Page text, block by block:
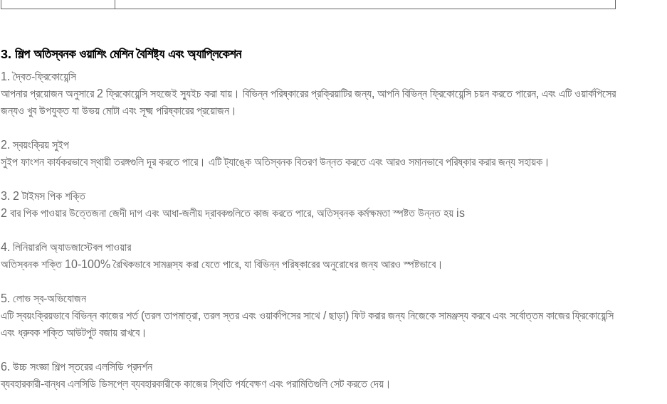
3. শিল্প অতিস্বনক ওয়াশিং মেশিন বৈশিষ্ট্য এবং অ্যাপ্লিকেশন
1. দ্বৈত-ফ্রিকোয়েন্সি
আপনার প্রয়োজন অনুসারে 2 ফ্রিকোয়েন্সি সহজেই স্যুইচ করা যায়। বিভিন্ন পরিষ্কারের প্রক্রিয়াটির জন্য, আপনি বিভিন্ন ফ্রিকোয়েন্সি চয়ন করতে পারেন, এবং এটি ওয়ার্কপিসের
জন্যও খুব উপযুক্ত যা উভয় মোটা এবং সূক্ষ্ম পরিষ্কারের প্রয়োজন।
2. স্বয়ংক্রিয় সুইপ
সুইপ ফাংশন কার্যকরভাবে স্থায়ী তরঙ্গগুলি দূর করতে পারে। এটি ট্যাঙ্কে অতিস্বনক বিতরণ উন্নত করতে এবং আরও সমানভাবে পরিষ্কার করার জন্য সহায়ক।
3. 2 টাইমস পিক শক্তি
2 বার পিক পাওয়ার উত্তেজনা জেদী দাগ এবং আধা-জলীয় দ্রাবকগুলিতে কাজ করতে পারে, অতিস্বনক কর্মক্ষমতা স্পষ্টত উন্নত হয় is
4. লিনিয়ারলি অ্যাডজাস্টেবল পাওয়ার
অতিস্বনক শক্তি 10-100% রৈখিকভাবে সামঞ্জস্য করা যেতে পারে, যা বিভিন্ন পরিষ্কারের অনুরোধের জন্য আরও স্পষ্টভাবে।
5. লোভ স্ব-অভিযোজন
এটি স্বয়ংক্রিয়ভাবে বিভিন্ন কাজের শর্ত (তরল তাপমাত্রা, তরল স্তর এবং ওয়ার্কপিসের সাথে / ছাড়া) ফিট করার জন্য নিজেকে সামঞ্জস্য করবে এবং সর্বোত্তম কাজের ফ্রিকোয়েন্সি
এবং ধ্রুবক শক্তি আউটপুট বজায় রাখবে।
6. উচ্চ সংজ্ঞা শিল্প স্তরের এলসিডি প্রদর্শন
ব্যবহারকারী-বান্ধব এলসিডি ডিসপ্লে ব্যবহারকারীকে কাজের স্থিতি পর্যবেক্ষণ এবং পরামিতিগুলি সেট করতে দেয়।